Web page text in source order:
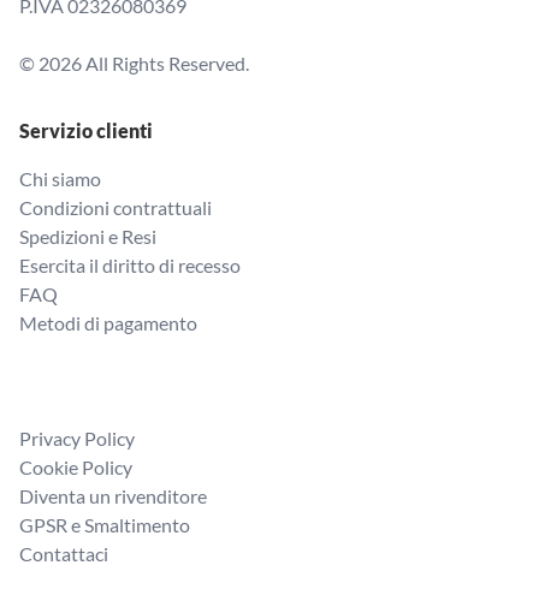
P.IVA 02326080369
© 2026 All Rights Reserved.
Servizio clienti
Chi siamo
Condizioni contrattuali
Spedizioni e Resi
Esercita il diritto di recesso
FAQ
Metodi di pagamento
Privacy Policy
Cookie Policy
Diventa un rivenditore
GPSR e Smaltimento
Contattaci